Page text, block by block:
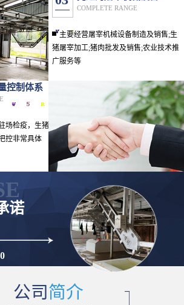
COMPLETE RANGE
主要经营屠宰机械设备制造及销售;生
猪屠宰加工;猪肉批发及销售;农业技术推
广服务等
控制体系
场检疫，生猪
控非常具体
诺
公司简介